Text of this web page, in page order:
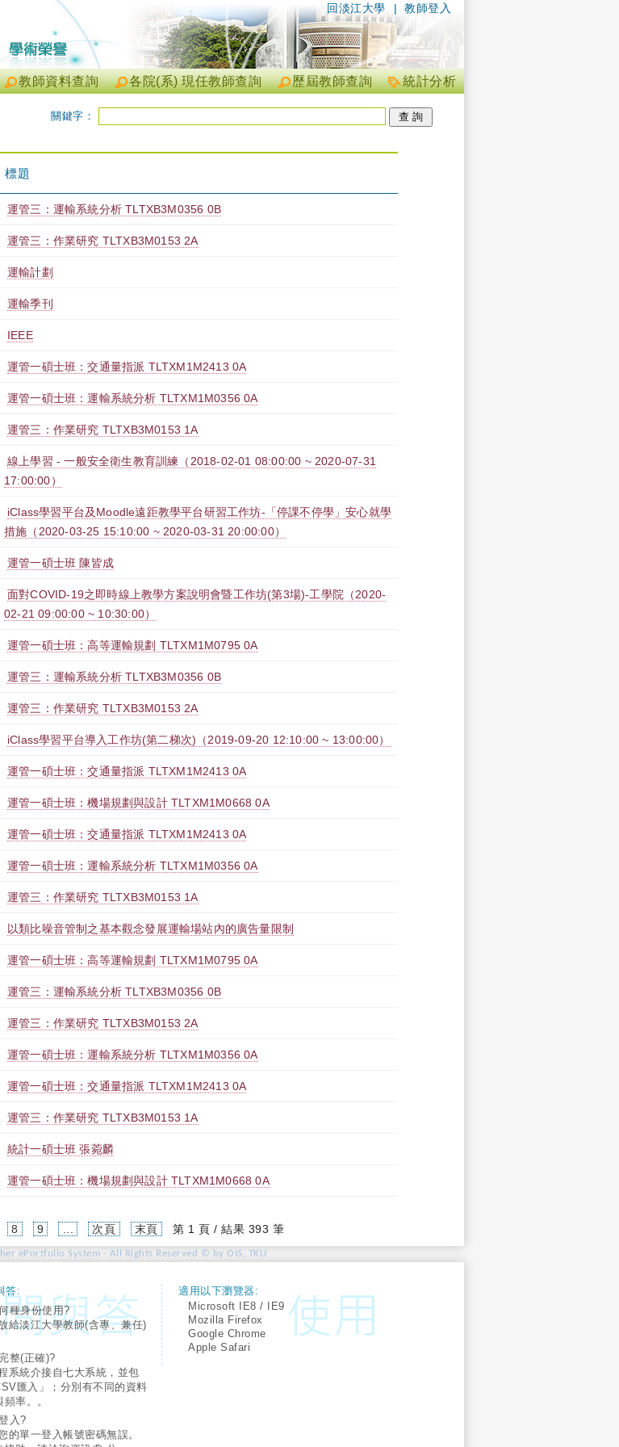
| 教師登入
回淡江大學
統計分析
歷屆教師查詢
各院(系) 現任教師查詢
教師資料查詢
關鍵字：
標題
運管三：運輸系統分析 TLTXB3M0356 0B
運管三：作業研究 TLTXB3M0153 2A
運輸計劃
運輸季刊
IEEE
運管一碩士班：交通量指派 TLTXM1M2413 0A
運管一碩士班：運輸系統分析 TLTXM1M0356 0A
運管三：作業研究 TLTXB3M0153 1A
線上學習 - 一般安全衛生教育訓練（2018-02-01 08:00:00 ~ 2020-07-31
17:00:00）
iClass學習平台及Moodle遠距教學平台研習工作坊-「停課不停學」安心就學
措施（2020-03-25 15:10:00 ~ 2020-03-31 20:00:00）
運管一碩士班 陳皆成
面對COVID-19之即時線上教學方案說明會暨工作坊(第3場)-工學院（2020-
02-21 09:00:00 ~ 10:30:00）
運管一碩士班：高等運輸規劃 TLTXM1M0795 0A
運管三：運輸系統分析 TLTXB3M0356 0B
運管三：作業研究 TLTXB3M0153 2A
iClass學習平台導入工作坊(第二梯次)（2019-09-20 12:10:00 ~ 13:00:00）
運管一碩士班：交通量指派 TLTXM1M2413 0A
運管一碩士班：機場規劃與設計 TLTXM1M0668 0A
運管一碩士班：交通量指派 TLTXM1M2413 0A
運管一碩士班：運輸系統分析 TLTXM1M0356 0A
運管三：作業研究 TLTXB3M0153 1A
以類比噪音管制之基本觀念發展運輸場站內的廣告量限制
運管一碩士班：高等運輸規劃 TLTXM1M0795 0A
運管三：運輸系統分析 TLTXB3M0356 0B
運管三：作業研究 TLTXB3M0153 2A
運管一碩士班：運輸系統分析 TLTXM1M0356 0A
運管一碩士班：交通量指派 TLTXM1M2413 0A
運管三：作業研究 TLTXB3M0153 1A
統計一碩士班 張菀麟
運管一碩士班：機場規劃與設計 TLTXM1M0668 0A
8 9 次頁 末頁 第 1 頁 / 結果 393 筆
ePortfolio System - All Rights Reserved © by OIS, TKU
答:
種身份使用?
給淡江大學教師(含專、兼任)
整(正確)?
系統介接自七大系統，並包
匯入」；分別有不同的資料
率。。
入?
的單一登入帳號密碼無誤。
適用以下瀏覽器:
Microsoft IE8 / IE9
Mozilla Firefox
Google Chrome
Apple Safari